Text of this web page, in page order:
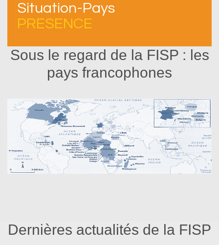
Situation-Pays
PRESENCE
Sous le regard de la FISP : les
pays francophones
Dernières actualités de la FISP